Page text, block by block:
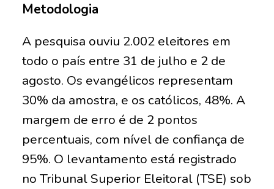
Metodologia
A pesquisa ouviu 2.002 eleitores em
todo o país entre 31 de julho e 2 de
agosto. Os evangélicos representam
30% da amostra, e os católicos, 48%. A
margem de erro é de 2 pontos
percentuais, com nível de confiança de
95%. O levantamento está registrado
no Tribunal Superior Eleitoral (TSE) sob